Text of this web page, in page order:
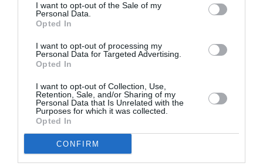
I want to opt-out of the Sale of my
Personal Data.
Opted In
I want to opt-out of processing my
Personal Data for Targeted Advertising.
Opted In
I want to opt-out of Collection, Use,
Retention, Sale, and/or Sharing of my
Personal Data that Is Unrelated with the
Purposes for which it was collected.
Opted In
CONFIRM